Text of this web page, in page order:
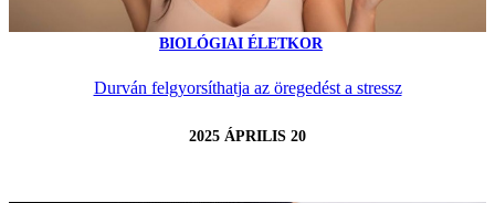
BIOLÓGIAI ÉLETKOR
Durván felgyorsíthatja az öregedést a stressz
2025 ÁPRILIS 20